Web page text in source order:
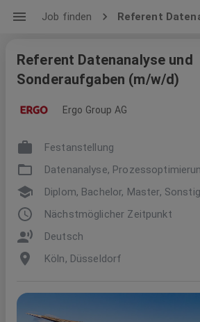
Job finden Referent
Referent Datenanalyse und
Sonderaufgaben (m/w/d)
Ergo Group AG
Festanstellung
Datenanalyse,
Diplom, Bachelor, Master,
Nächstmöglicher Zeitpunkt
Deutsch
Köln, Düsseldorf